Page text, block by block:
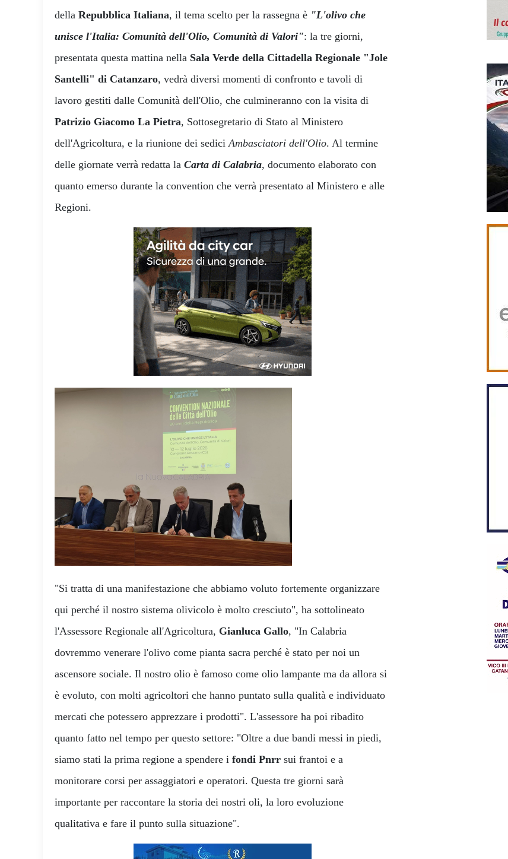
della Repubblica Italiana, il tema scelto per la rassegna è "L'olivo che
unisce l'Italia: Comunità dell'Olio, Comunità di Valori": la tre giorni,
presentata questa mattina nella Sala Verde della Cittadella Regionale "Jole
Santelli" di Catanzaro, vedrà diversi momenti di confronto e tavoli di
lavoro gestiti dalle Comunità dell'Olio, che culmineranno con la visita di
Patrizio Giacomo La Pietra, Sottosegretario di Stato al Ministero
dell'Agricoltura, e la riunione dei sedici Ambasciatori dell'Olio. Al termine
delle giornate verrà redatta la Carta di Calabria, documento elaborato con
quanto emerso durante la convention che verrà presentato al Ministero e alle
Regioni.
"Si tratta di una manifestazione che abbiamo voluto fortemente organizzare
qui perché il nostro sistema olivicolo è molto cresciuto", ha sottolineato
l'Assessore Regionale all'Agricoltura, Gianluca Gallo, "In Calabria
dovremmo venerare l'olivo come pianta sacra perché è stato per noi un
ascensore sociale. Il nostro olio è famoso come olio lampante ma da allora si
è evoluto, con molti agricoltori che hanno puntato sulla qualità e individuato
mercati che potessero apprezzare i prodotti". L'assessore ha poi ribadito
quanto fatto nel tempo per questo settore: "Oltre a due bandi messi in piedi,
siamo stati la prima regione a spendere i fondi Pnrr sui frantoi e a
monitorare corsi per assaggiatori e operatori. Questa tre giorni sarà
importante per raccontare la storia dei nostri oli, la loro evoluzione
qualitativa e fare il punto sulla situazione".